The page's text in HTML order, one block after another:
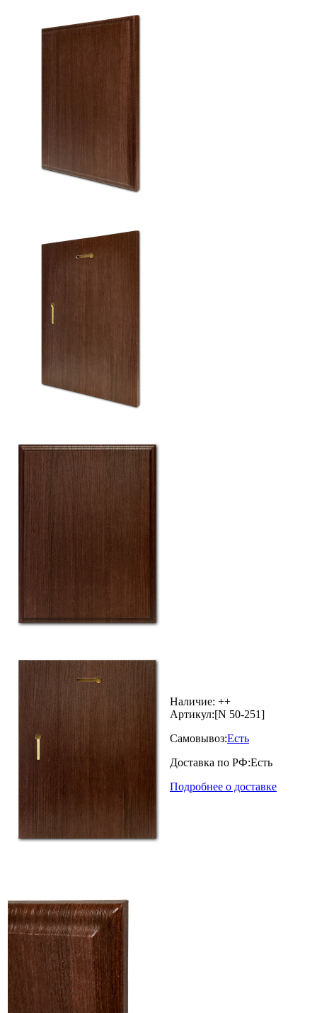
Наличие: ++
Артикул:[N 50-251]
Самовывоз:Есть
Доставка по РФ:Есть
Подробнее о доставке